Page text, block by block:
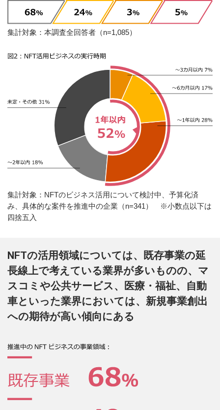
集計対象：本調査全回答者（n=1,085）
集計対象：NFTのビジネス活用について検討中、予算化済
み、具体的な案件を推進中の企業（n=341） ※小数点以下は
四捨五入
NFTの活用領域については、既存事業の延
長線上で考えている業界が多いものの、マ
スコミや公共サービス、医療・福祉、自動
車といった業界においては、新規事業創出
への期待が高い傾向にある